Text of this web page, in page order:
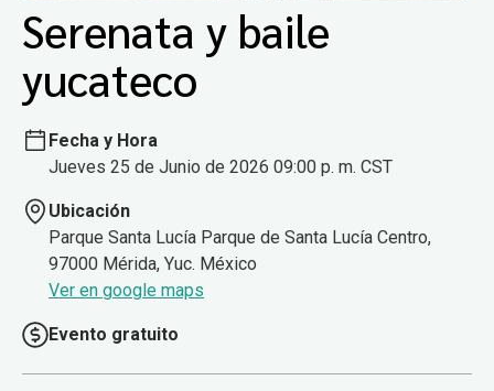
Serenata y baile
yucateco
Fecha y Hora
Jueves 25 de Junio de 2026 09:00 p. m. CST
Ubicación
Parque Santa Lucía Parque de Santa Lucía Centro,
97000 Mérida, Yuc. México
Ver en google maps
Evento gratuito